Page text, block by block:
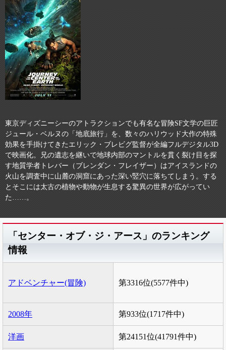
東京ディズニーシーのアトラクションでも有名な冒険SF文学の巨匠
ジュール・ベルヌの「地底旅行」を、数々のハリウッド大作の特殊
効果を手掛けてきたエリック・ブレビグ監督が全編フルデジタル3D
で映画化。兄の遺志を継いで地球内部のマントルを貫く裂け目を探
す地質学者トレバー（ブレンダン・フレイザー）はアイスランドの
火山を調査中に山麓の洞窟にあった深い竪穴に落ちてしまう。する
とそこには太古の植物や動物が生息する驚異の世界が広がってい
た……。
「センター・オブ・ジ・アース」のランキング
情報
アドベンチャー(冒険) 第3316位(5577件中)
2008年 第933位(1717件中)
洋画 第24151位(41791件中)